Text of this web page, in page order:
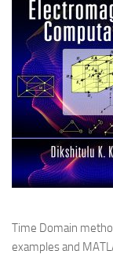
Time Domain
examples and